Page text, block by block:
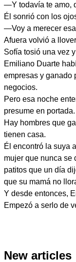
—Y todavía te amo,
Él sonrió con los
—Voy a merecer
Afuera volvió a
Sofía tosió una vez
Emiliano Duarte
empresas y ganado
negocios.
Pero esa noche
presume en portada.
Hay hombres que
tienen casa.
Él encontró la suya
mujer que nunca se
patitos que un día
que su mamá no
Y desde entonces,
Empezó a serlo de
New articles